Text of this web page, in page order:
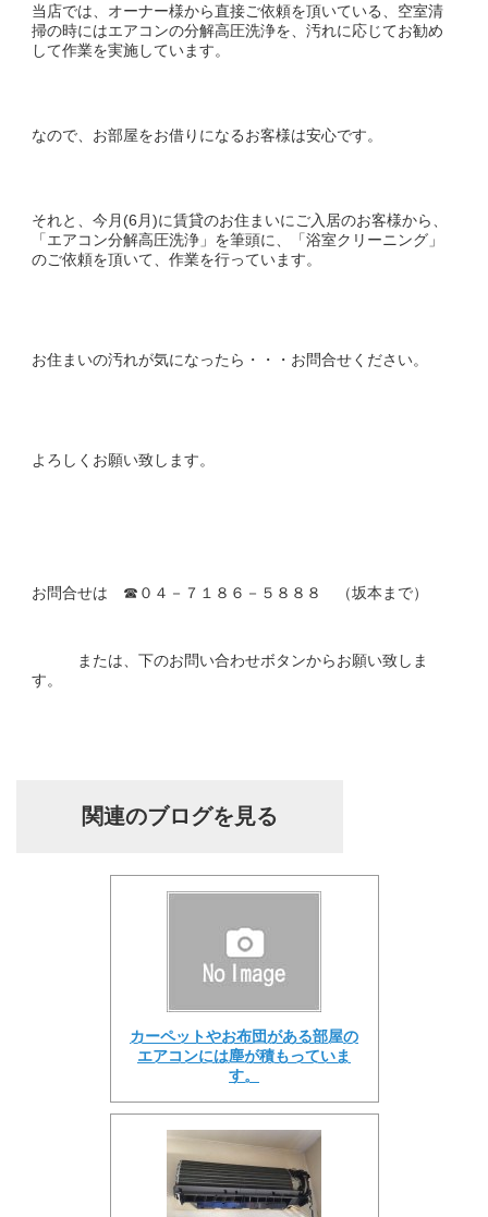
当店では、オーナー様から直接ご依頼を頂いている、空室清
掃の時にはエアコンの分解高圧洗浄を、汚れに応じてお勧め
して作業を実施しています。
なので、お部屋をお借りになるお客様は安心です。
それと、今月(6月)に賃貸のお住まいにご入居のお客様から、
「エアコン分解高圧洗浄」を筆頭に、「浴室クリーニング」
のご依頼を頂いて、作業を行っています。
お住まいの汚れが気になったら・・・お問合せください。
よろしくお願い致します。
お問合せは ☎０４－７１８６－５８８８ （坂本まで）
または、下のお問い合わせボタンからお願い致しま
す。
関連のブログを見る
カーペットやお布団がある部屋の
エアコンには塵が積もっていま
す。